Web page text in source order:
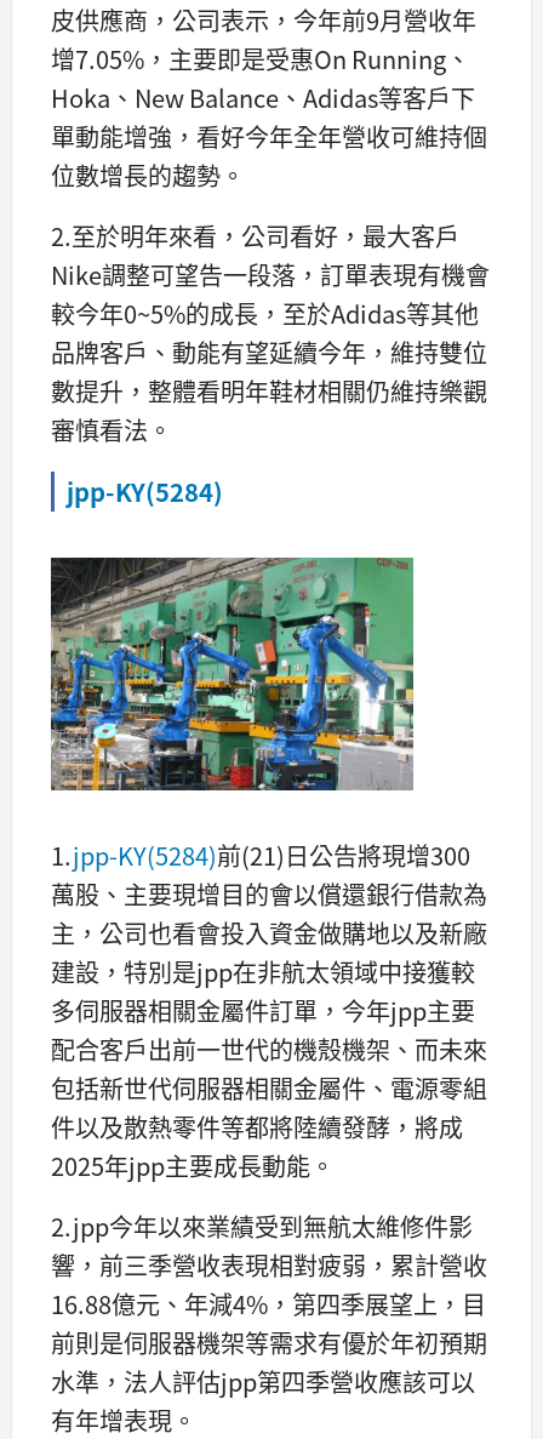
皮供應商，公司表示，今年前9月營收年
增7.05%，主要即是受惠On Running、
Hoka、New Balance、Adidas等客戶下
單動能增強，看好今年全年營收可維持個
位數增長的趨勢。
2.至於明年來看，公司看好，最大客戶
Nike調整可望告一段落，訂單表現有機會
較今年0~5%的成長，至於Adidas等其他
品牌客戶、動能有望延續今年，維持雙位
數提升，整體看明年鞋材相關仍維持樂觀
審慎看法。
jpp-KY(5284)
1.jpp-KY(5284)前(21)日公告將現增300
萬股、主要現增目的會以償還銀行借款為
主，公司也看會投入資金做購地以及新廠
建設，特別是jpp在非航太領域中接獲較
多伺服器相關金屬件訂單，今年jpp主要
配合客戶出前一世代的機殼機架、而未來
包括新世代伺服器相關金屬件、電源零組
件以及散熱零件等都將陸續發酵，將成
2025年jpp主要成長動能。
2.jpp今年以來業績受到無航太維修件影
響，前三季營收表現相對疲弱，累計營收
16.88億元、年減4%，第四季展望上，目
前則是伺服器機架等需求有優於年初預期
水準，法人評估jpp第四季營收應該可以
有年增表現。